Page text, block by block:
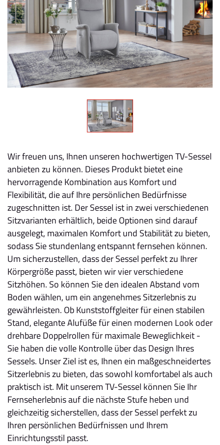
Wir freuen uns, Ihnen unseren hochwertigen TV-Sessel
anbieten zu können. Dieses Produkt bietet eine
hervorragende Kombination aus Komfort und
Flexibilität, die auf Ihre persönlichen Bedürfnisse
zugeschnitten ist. Der Sessel ist in zwei verschiedenen
Sitzvarianten erhältlich, beide Optionen sind darauf
ausgelegt, maximalen Komfort und Stabilität zu bieten,
sodass Sie stundenlang entspannt fernsehen können.
Um sicherzustellen, dass der Sessel perfekt zu Ihrer
Körpergröße passt, bieten wir vier verschiedene
Sitzhöhen. So können Sie den idealen Abstand vom
Boden wählen, um ein angenehmes Sitzerlebnis zu
gewährleisten. Ob Kunststoffgleiter für einen stabilen
Stand, elegante Alufüße für einen modernen Look oder
drehbare Doppelrollen für maximale Beweglichkeit -
Sie haben die volle Kontrolle über das Design Ihres
Sessels. Unser Ziel ist es, Ihnen ein maßgeschneidertes
Sitzerlebnis zu bieten, das sowohl komfortabel als auch
praktisch ist. Mit unserem TV-Sessel können Sie Ihr
Fernseherlebnis auf die nächste Stufe heben und
gleichzeitig sicherstellen, dass der Sessel perfekt zu
Ihren persönlichen Bedürfnissen und Ihrem
Einrichtungsstil passt.